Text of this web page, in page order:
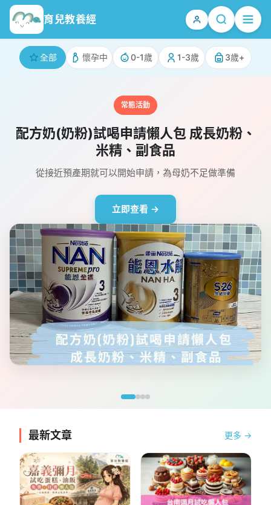
育兒教養經
全部 懷孕中 0-1歲 1-3歲 3歲+
常態活動
配方奶(奶粉)試喝申請懶人包 成長奶粉、
米精、副食品
從接近預產期就可以開始申請，為母奶不足做準備
立即查看 →
最新文章 更多 →